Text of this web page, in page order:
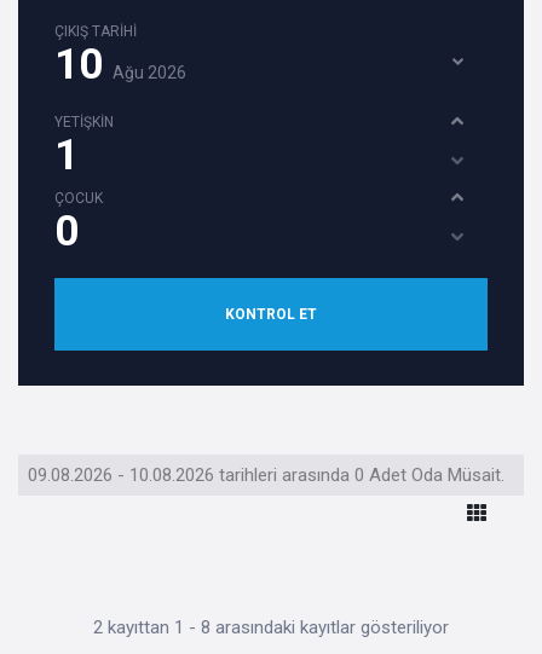
ÇIKIŞ TARİHİ
10 Ağu 2026
YETİŞKİN
ÇOCUK
KONTROL ET
09.08.2026 - 10.08.2026 tarihleri arasında 0 Adet Oda Müsait.
2 kayıttan 1 - 8 arasındaki kayıtlar gösteriliyor